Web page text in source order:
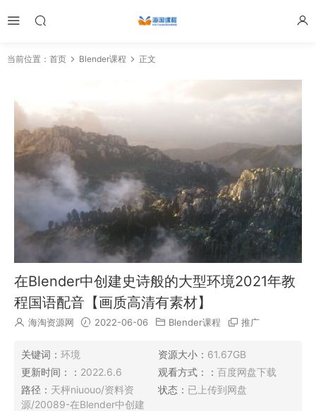
当前位置： 首页 Blender课程 正文
在Blender中创建史诗般的大型环境2021年教
程国语配音【画质高清有素材】
海淘资源网 2022-06-06 Blender课程 推广
关键词： 环境 资源大小： 61.67GB
更新时间：： 2022.6.6 观看方式：： 百度网盘下载
路径： 天枰niuouo/资料资
源/20089-在Blender中创建
状态： 已上传到网盘